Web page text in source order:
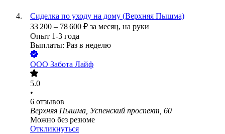
Сиделка по уходу на дому (Верхняя Пышма)
33 200 – 78 600 ₽ за месяц, на руки
Опыт 1-3 года
Выплаты: Раз в неделю
ООО Забота Лайф
5.0
•
6 отзывов
Верхняя Пышма, Успенский проспект, 60
Можно без резюме
Откликнуться